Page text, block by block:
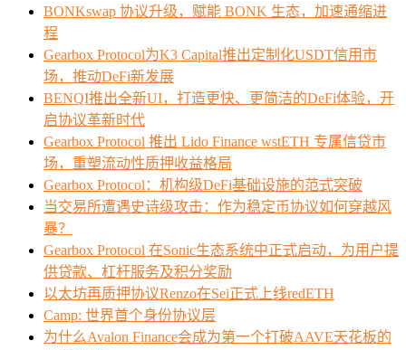
BONKswap 协议升级，赋能 BONK 生态，加速通缩进
程
Gearbox Protocol为K3 Capital推出定制化USDT信用市
场，推动DeFi新发展
BENQI推出全新UI，打造更快、更简洁的DeFi体验，开
启协议革新时代
Gearbox Protocol 推出 Lido Finance wstETH 专属信贷市
场，重塑流动性质押收益格局
Gearbox Protocol：机构级DeFi基础设施的范式突破
当交易所遭遇史诗级攻击：作为稳定币协议如何穿越风
暴？
Gearbox Protocol 在Sonic生态系统中正式启动，为用户提
供贷款、杠杆服务及积分奖励
以太坊再质押协议Renzo在Sei正式上线redETH
Camp: 世界首个身份协议层
为什么Avalon Finance会成为第一个打破AAVE天花板的